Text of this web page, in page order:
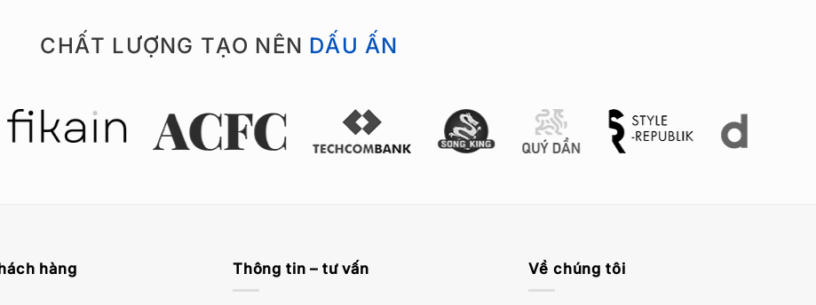
CHẤT LƯỢNG TẠO NÊN DẤU ẤN
hàng Thông tin – tư vấn Về chúng tôi